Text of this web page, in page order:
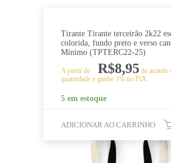
Tirante Tirante terceirão 2k22
colorida, fundo preto e verso
Mínimo (TPTERC22-25)
A partir de R$8,95 de acordo
quantidade e ganhe 5% no PIX
5 em estoque
ADICIONAR AO CARRINHO